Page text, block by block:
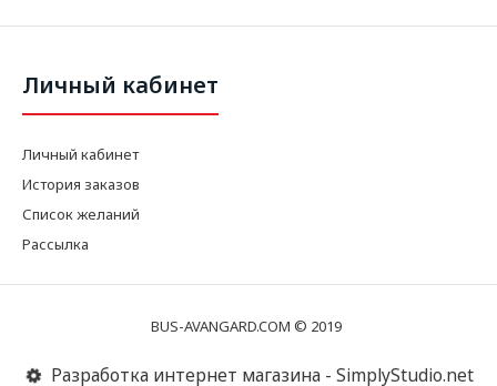
Личный кабинет
Личный кабинет
История заказов
Список желаний
Рассылка
BUS-AVANGARD.COM © 2019
Разработка интернет магазина - SimplyStudio.net